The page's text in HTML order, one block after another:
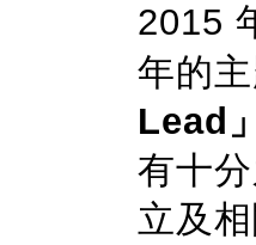
2015
年的
Lead」
有十
立及